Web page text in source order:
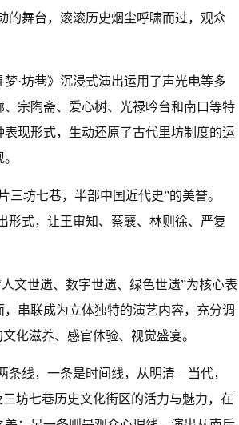
的舞台，滚滚历史烟尘呼啸而过，观众
·坊巷》沉浸式演出运用了声光电等多
宗陶斋、爱心树、光禄吟台和南口等特
现形式，生动还原了古代里坊制度的运
坊七巷，半部中国近代史”的美誉。
形式，让王审知、蔡襄、林则徐、严复
文世遗、数字世遗、绿色世遗”为核心表
串联成为立体独特的演艺内容，充分调
化滋养、感官体验、视觉盛宴。
条线，一条是时间线，从明清—当代，
坊七巷历史文化街区的活力与魅力，在